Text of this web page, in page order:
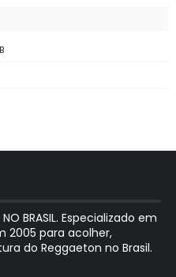
NO BRASIL. Especializado em
2005 para acolher,
do Reggaeton no Brasil.